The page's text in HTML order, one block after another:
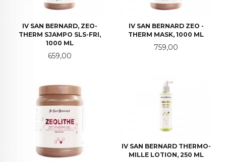
IV SAN BERNARD, ZEO-
THERM SJAMPO SLS-FRI,
1000 ML
Pris
659,00
IV SAN BERNARD ZEO -
THERM MASK, 1000 ML
Pris
759,00
IV SAN BERNARD THERMO-
MILLE LOTION, 250 ML